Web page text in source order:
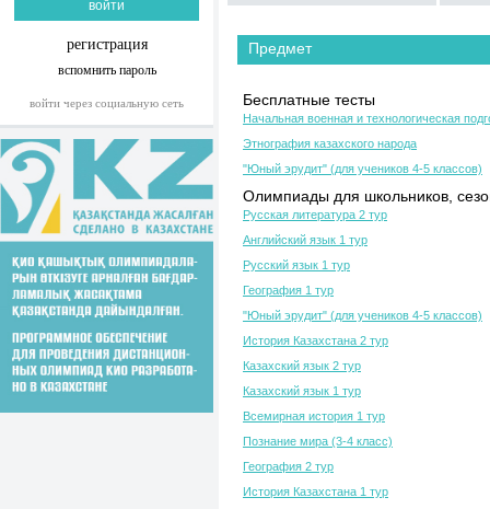
регистрация
вспомнить пароль
войти через социальную сеть
Предмет
Бесплатные тесты
Начальная военная и технологическая
Этнография казахского народа
"Юный эрудит" (для учеников 4-5 классов)
Олимпиады для школьников,
Русская литература 2 тур
Английский язык 1 тур
Русский язык 1 тур
География 1 тур
"Юный эрудит" (для учеников 4-5 классов)
История Казахстана 2 тур
Казахский язык 2 тур
Казахский язык 1 тур
Всемирная история 1 тур
Познание мира (3-4 класс)
География 2 тур
История Казахстана 1 тур